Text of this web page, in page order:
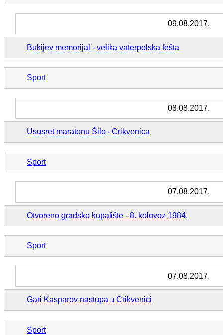
09.08.2017.
Bukijev memorijal - velika vaterpolska fešta
Sport
08.08.2017.
Ususret maratonu Šilo - Crikvenica
Sport
07.08.2017.
Otvoreno gradsko kupalište - 8. kolovoz 1984.
Sport
07.08.2017.
Gari Kasparov nastupa u Crikvenici
Sport